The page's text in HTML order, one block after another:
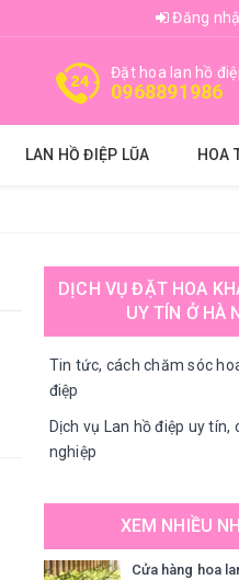
Đăng
Đặt hoa lan hồ
0968891986
LAN HỒ ĐIỆP LŨA HOA
DỊCH VỤ ĐẶT HOA
UY TÍN Ở HÀ
Tin tức, cách chăm sóc
điệp
Dịch vụ Lan hồ điệp uy tín,
nghiệp
XEM NHIỀU
Cửa hàng hoa